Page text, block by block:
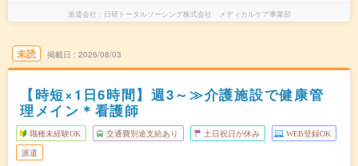
派遣会社 日研トータルソーシング株式会社 メディカルケア事業部
未読 掲載日 2026/08/03
【時短×1日6時間】週3～≫介護施設で健康管
理メイン＊看護師
職種未経験OK 交通費別途支給あり 土日祝日が休み WEB登録OK
派遣